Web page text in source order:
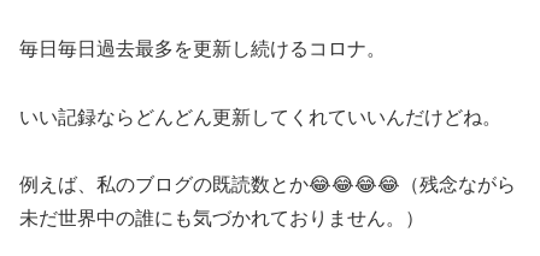
毎日毎日過去最多を更新し続けるコロナ。
いい記録ならどんどん更新してくれていいんだけどね。
例えば、私のブログの既読数とか😂😂😂😂（残念ながら
未だ世界中の誰にも気づかれておりません。）